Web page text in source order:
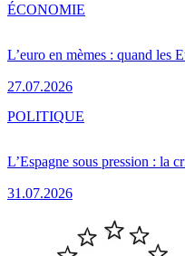
L’euro en mèmes : quand les
27.07.2026
ÉCONOMIE
L’Espagne sous pression : la
31.07.2026
POLITIQUE